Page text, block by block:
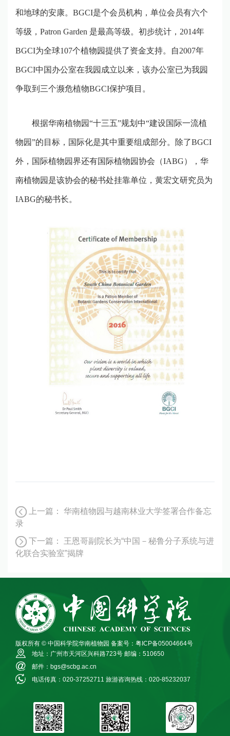
和地球的安康。 BGCI是个会员机构，单位会员有六个
等级， Patron Garden 是最高等级。初步统计， 2014年
BGCI为全球107个植物园提供了资金支持。自2007年
BGCI中国办公室在我园成立以来，该办公室已为我园
争取到三个濒危植物BGCI保护项目。
根据华南植物园“十三五”规划中“建设国际一流植
物园”的目标，国际化是其中重要组成部分。除了BGCI
外，国际植物园界还有国际植物园协会（IABG），华
南植物园是该协会的秘书处挂靠单位，黄宏文研究员为
IABG的秘书长。
上一篇：
华南植物园与越南林业大学签署合作备忘
录
下一篇：
王恩哥副院长为“中国－秘鲁分子系统与进
化联合实验室”揭牌
版权所有 © 中国科学院华南植物园 备案号：粤ICP备05004664号
地址：广州市天河区兴科路723号 邮编：510650
邮件：bgs@scbg.ac.cn
电话传真：020-37252711 旅游咨询热线：020-85232037